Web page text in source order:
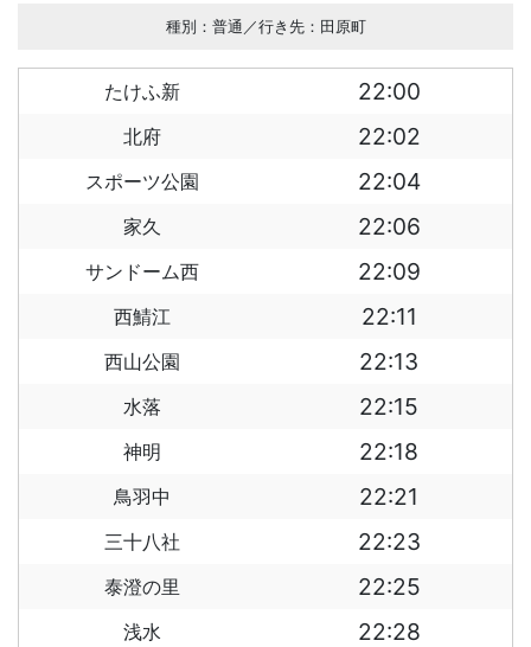
種別：普通／行き先：田原町
たけふ新 22:00
北府 22:02
スポーツ公園 22:04
家久 22:06
サンドーム西 22:09
西鯖江 22:11
西山公園 22:13
水落 22:15
神明 22:18
鳥羽中 22:21
三十八社 22:23
泰澄の里 22:25
浅水 22:28